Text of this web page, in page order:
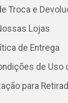
Troca e
Lojas
de Entrega
de Uso
para